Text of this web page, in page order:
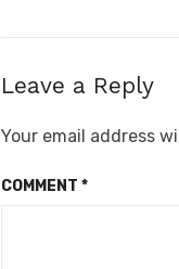
Leave a Reply
Your email address
COMMENT *